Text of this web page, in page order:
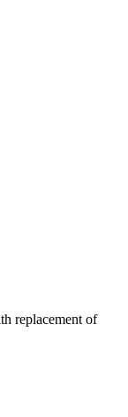
replacement of